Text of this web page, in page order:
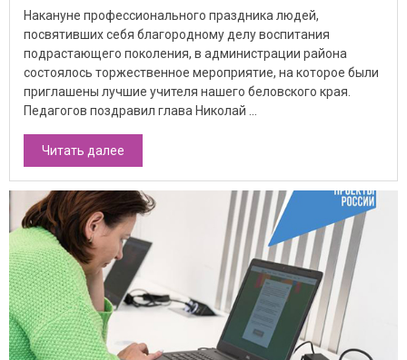
Накануне профессионального праздника людей,
посвятивших себя благородному делу воспитания
подрастающего поколения, в администрации района
состоялось торжественное мероприятие, на которое были
приглашены лучшие учителя нашего беловского края.
Педагогов поздравил глава Николай ...
Читать далее